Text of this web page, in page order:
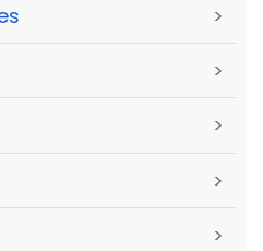
>
>
>
>
>